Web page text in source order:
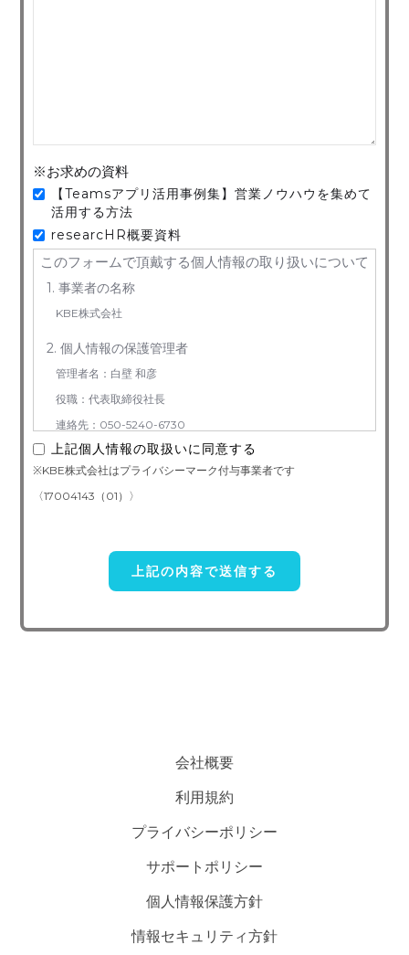
※お求めの資料
【Teamsアプリ活用事例集】営業ノウハウを集めて
活用する方法
researcHR概要資料
このフォームで頂戴する個人情報の取り扱いについて
1. 事業者の名称
KBE株式会社
2. 個人情報の保護管理者
管理者名：白壁 和彦
役職：代表取締役社長
連絡先：050-5240-6730
3. お預かりする個人情報の利用目的
に委託することがあります。この場合、個人情報 保護水準の高い委
託先を選定し、個人 情報の適正管理・機密保持についての契約を交
わせ窓口に申し出ることができます。その際、当社はお客様ご本人を
TEL：050-5240-6730
E-mail：contact@researchr.work
(※土・日曜日、祝日、年末年始、ゴールデンウィークを除く)
上記個人情報の取扱いに同意する
※KBE株式会社はプライバシーマーク付与事業者です
〈17004143（01）〉
会社概要
利用規約
プライバシーポリシー
サポートポリシー
個人情報保護方針
情報セキュリティ方針